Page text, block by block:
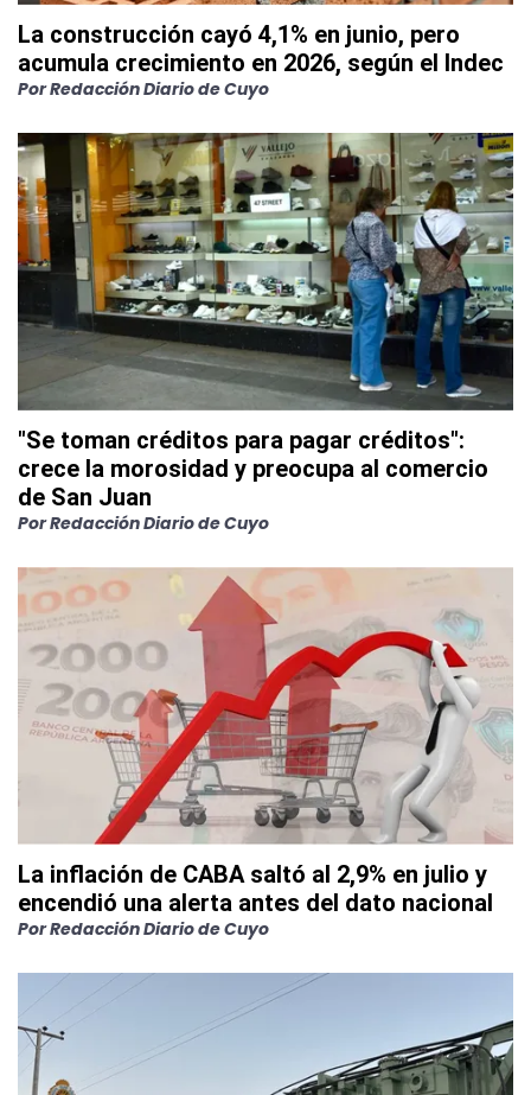
La construcción cayó 4,1% en junio, pero
acumula crecimiento en 2026, según el Indec
PorRedacción Diario de Cuyo
"Se toman créditos para pagar créditos":
crece la morosidad y preocupa al comercio
de San Juan
PorRedacción Diario de Cuyo
La inflación de CABA saltó al 2,9% en julio y
encendió una alerta antes del dato nacional
PorRedacción Diario de Cuyo